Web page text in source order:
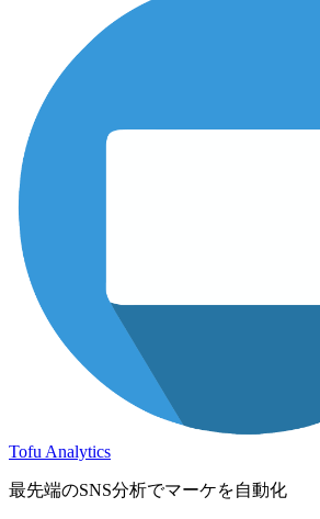
Tofu Analytics
最先端のSNS分析でマーケを自動化